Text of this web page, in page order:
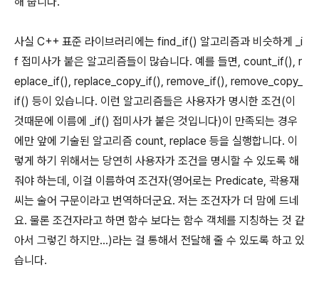
사실 C++ 표준 라이브러리에는 find_if() 알고리즘과 비슷하게 _i
f 접미사가 붙은 알고리즘들이 많습니다. 예를 들면, count_if(), r
eplace_if(), replace_copy_if(), remove_if(), remove_copy_
if() 등이 있습니다. 이런 알고리즘들은 사용자가 명시한 조건(이
것때문에 이름에 _if() 접미사가 붙은 것입니다)이 만족되는 경우
에만 앞에 기술된 알고리즘 count, replace 등을 실행합니다. 이
렇게 하기 위해서는 당연히 사용자가 조건을 명시할 수 있도록 해
줘야 하는데, 이걸 이름하여 조건자(영어로는 Predicate, 곽용재
씨는 술어 구문이라고 번역하더군요. 저는 조건자가 더 맘에 드네
요. 물론 조건자라고 하면 함수 보다는 함수 객체를 지칭하는 것 같
아서 그렇긴 하지만...)라는 걸 통해서 전달해 줄 수 있도록 하고 있
습니다.